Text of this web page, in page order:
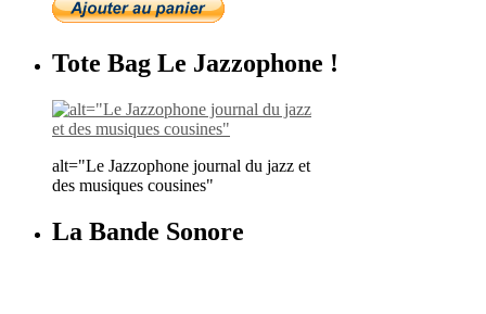
Tote Bag Le Jazzophone !
alt="Le Jazzophone journal du jazz et
des musiques cousines"
La Bande Sonore